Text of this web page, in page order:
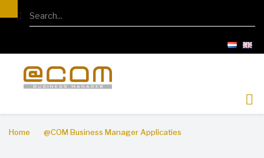
de
inhoud
Search
Home @COM Business Manager Applicaties